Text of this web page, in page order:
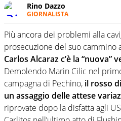
Rino Dazzo
GIORNALISTA
Se mai ci fosse modo di
una nicchia di esperti, lui
una svista arbitrale né gli
curve
Più ancora dei problemi alla
prosecuzione del suo cammino
Carlos Alcaraz c’è la “nuova”
Demolendo Marin Cilic nel
campagna di Pechino, il rosso
un assaggio delle attese
riprovate dopo la disfatta agli